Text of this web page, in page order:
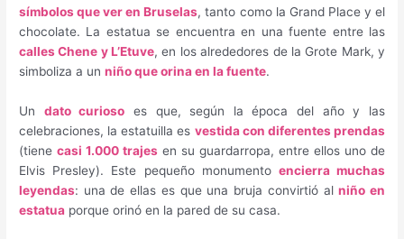
símbolos que ver en Bruselas, tanto como la Grand Place y el
chocolate. La estatua se encuentra en una fuente entre las
calles Chene y L’Etuve, en los alrededores de la Grote Mark, y
simboliza a unniño que orina en la fuente.
Un dato curioso es que, según la época del año y las
celebraciones, la estatuilla es vestida con diferentes prendas
(tienecasi 1.000 trajes en su guardarropa, entre ellos uno de
Elvis Presley). Este pequeño monumento encierra muchas
leyendas: una de ellas es que una bruja convirtió alniño en
estatua porque orinó en la pared de su casa.